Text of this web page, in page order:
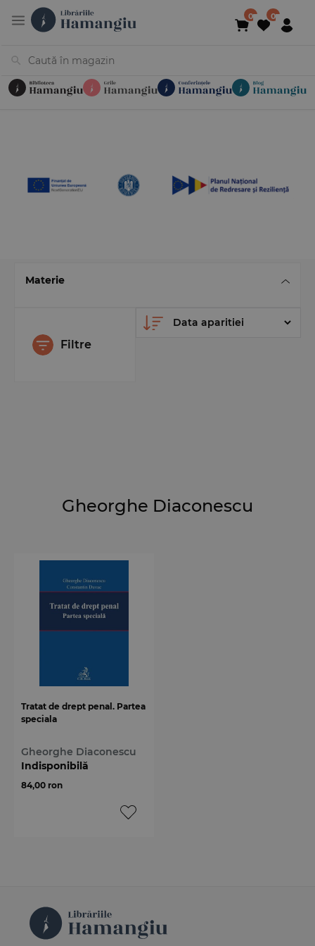
Materie
Filtre
Gheorghe Diaconescu
Tratat de drept penal. Partea
speciala
Gheorghe Diaconescu
Indisponibilă
84,00 ron